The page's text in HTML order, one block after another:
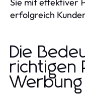
Sie mit effektiver
erfolgreich
Die
richtigen
Werbung